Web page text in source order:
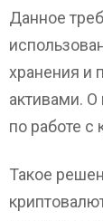
Данное
хранения и
активами. О
по работе
Такое